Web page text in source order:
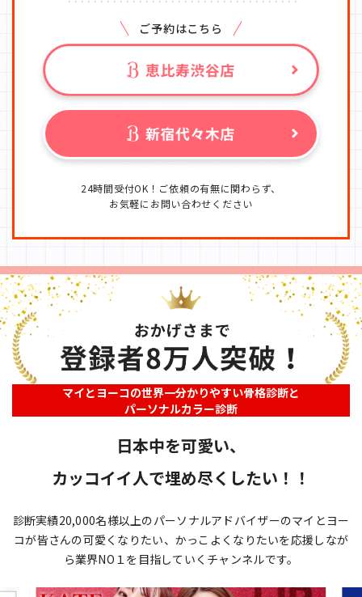
ご予約はこちら
24時間受付OK！ご依頼の有無に関わらず、
お気軽にお問い合わせください
マイとヨーコの世界一分かりやすい骨格診断と
パーソナルカラー診断
日本中を可愛い、
カッコイイ人で埋め尽くしたい！！
診断実績20,000名様以上のパーソナルアドバイザーのマイとヨー
コが皆さんの可愛くなりたい、かっこよくなりたいを応援しなが
ら業界NO１を目指していくチャンネルです。